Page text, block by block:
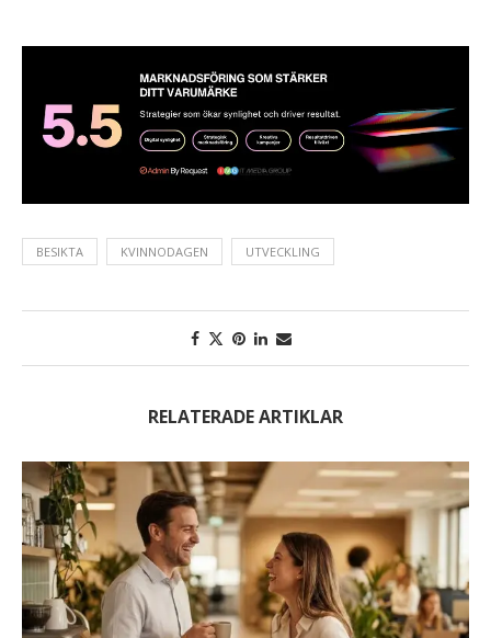
BESIKTA KVINNODAGEN UTVECKLING
RELATERADE ARTIKLAR